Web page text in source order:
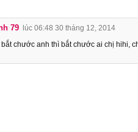
79
lúc 06:48 30 tháng 12, 2014
bắt chước anh thì bắt chước ai chị hihi,